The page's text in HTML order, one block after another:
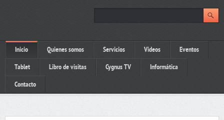
Inicio Quienes somos Servicios Videos Eventos
Tablet Libro de visitas Cygnus TV Informática
Contacto